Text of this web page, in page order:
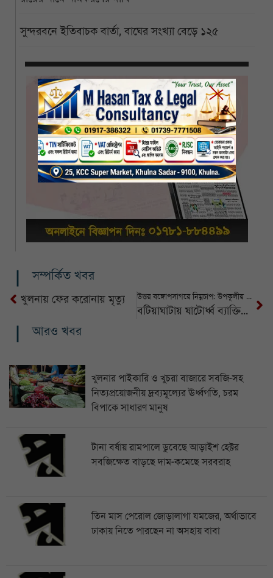
সুন্দরবনে ইতিবাচক বার্তা, বাঘের সংখ্যা বেড়ে ১২৫
সম্পর্কিত খবর
খুলনায় ফের করোনায় মৃত্যু উত্তর বঙ্গোপসাগরে নিম্নচাপ: উপকূলীয় ১৬ জেলায় জলোচ্ছ্বাসের শঙ্কা, ৩ নম্বর সতর্ক সংকেত বহাল
বটিয়াঘাটায় ষাটোর্ধ্ব ব্যাক্তির আত্মহত্যা
আরও খবর
খুলনার পাইকারি ও খুচরা বাজারে সবজি-সহ
নিত্যপ্রয়োজনীয় দ্রব্যমূল্যের ঊর্ধ্বগতি, চরম
বিপাকে সাধারণ মানুষ
টানা বর্ষায় রামপালে ডুবেছে আড়াইশ হেক্টর
সবজিক্ষেত বাড়ছে দাম-কমেছে সরবরাহ
তিন মাস পেরোল জোড়ালাগা যমজের, অর্থাভাবে
ঢাকায় নিতে পারছেন না অসহায় বাবা